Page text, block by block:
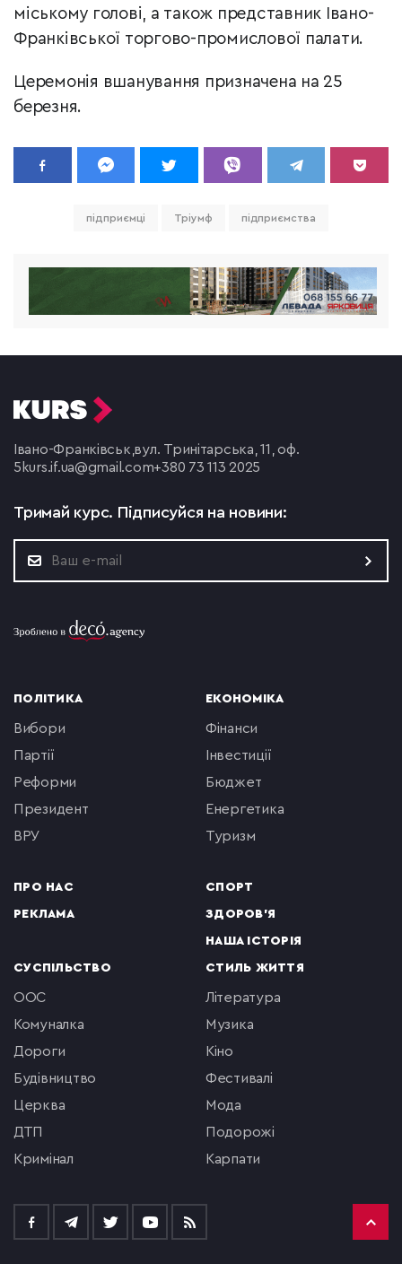
міському голові, а також представник Івано-
Франківської торгово-промислової палати.
Церемонія вшанування призначена на 25
березня.
підприємці Тріумф підприємства
Івано-Франківськ,вул. Тринітарська, 11, оф.
5 kurs.if.ua@gmail.com+380 73 113 2025
Тримай курс. Підписуйся на новини:
ПОЛІТИКА
вибори
партії
реформи
президент
ВРУ
ПРО НАС
РЕКЛАМА
ЕКОНОМІКА
фінанси
інвестиції
бюджет
енергетика
туризм
СПОРТ
ЗДОРОВ'Я
НАША ІСТОРІЯ
СУСПІЛЬСТВО
ООС
комуналка
Дороги
будівництво
церква
ДТП
кримінал
СТИЛЬ ЖИТТЯ
література
музика
кіно
фестивалі
мода
подорожі
Карпати